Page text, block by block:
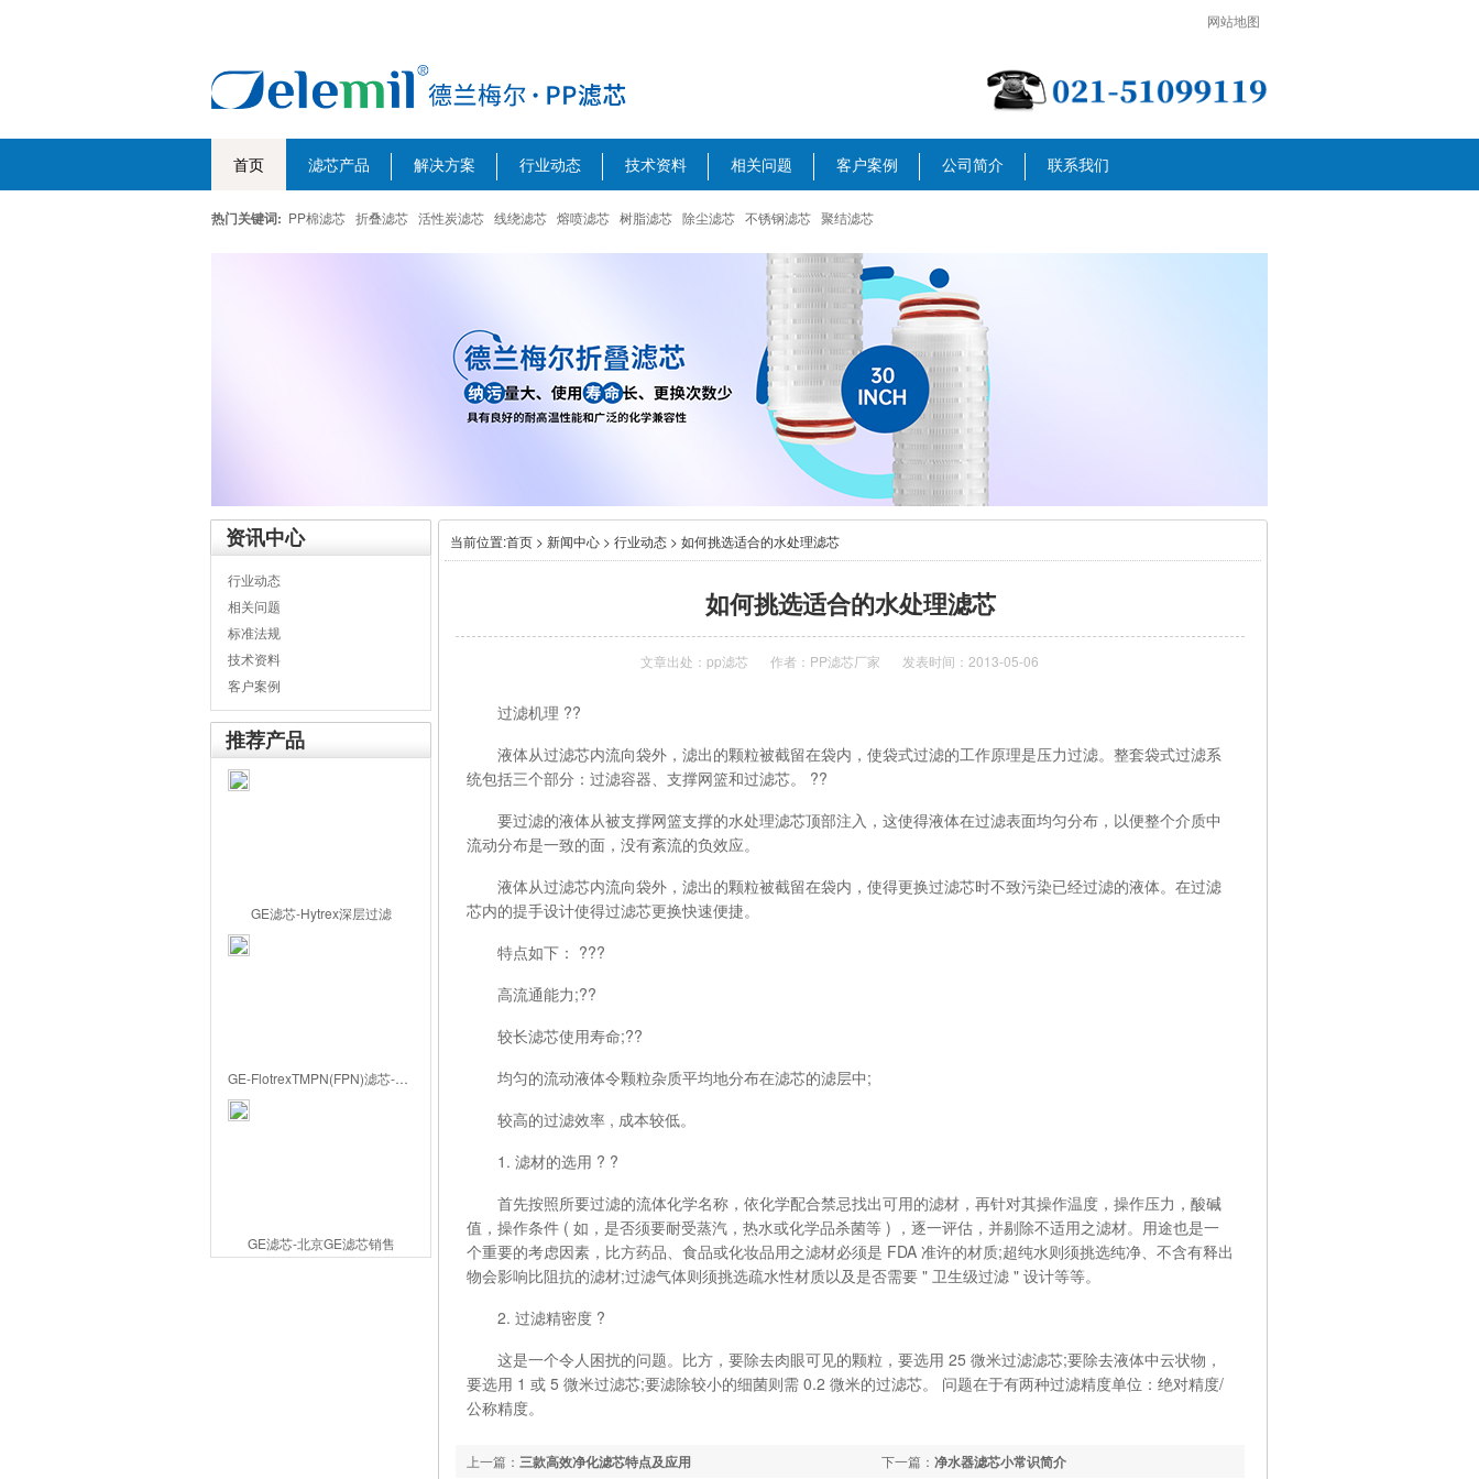
网站地图
首页 滤芯产品 解决方案 行业动态 技术资料 相关问题 客户案例 公司简介 联系我们
热门关键词: PP棉滤芯 折叠滤芯 活性炭滤芯 线绕滤芯 熔喷滤芯 树脂滤芯 除尘滤芯 不锈钢滤芯 聚结滤芯
当前位置:首页 > 新闻中心 > 行业动态 > 如何挑选适合的水处理滤芯
如何挑选适合的水处理滤芯
文章出处： pp滤芯 作者： PP滤芯厂家 发表时间：2013-05-06
过滤机理 ??
液体从过滤芯内流向袋外，滤出的颗粒被截留在袋内，使袋式过滤的工作原理是压力过滤。整套袋式过滤系
统包括三个部分：过滤容器、支撑网篮和过滤芯。 ??
要过滤的液体从被支撑网篮支撑的水处理滤芯顶部注入，这使得液体在过滤表面均匀分布，以便整个介质中
流动分布是一致的面，没有紊流的负效应。
液体从过滤芯内流向袋外，滤出的颗粒被截留在袋内，使得更换过滤芯时不致污染已经过滤的液体。在过滤
芯内的提手设计使得过滤芯更换快速便捷。
特点如下： ???
高流通能力;??
较长滤芯使用寿命;??
均匀的流动液体令颗粒杂质平均地分布在滤芯的滤层中;
较高的过滤效率 , 成本较低。
1. 滤材的选用 ? ?
首先按照所要过滤的流体化学名称，依化学配合禁忌找出可用的滤材，再针对其操作温度，操作压力，酸碱
值，操作条件 ( 如，是否须要耐受蒸汽，热水或化学品杀菌等 ) ，逐一评估，并剔除不适用之滤材。用途也是一
个重要的考虑因素，比方药品、食品或化妆品用之滤材必须是 FDA 准许的材质;超纯水则须挑选纯净、不含有释出
物会影响比阻抗的滤材;过滤气体则须挑选疏水性材质以及是否需要 " 卫生级过滤 " 设计等等。
2. 过滤精密度 ?
这是一个令人困扰的问题。比方，要除去肉眼可见的颗粒，要选用 25 微米过滤滤芯;要除去液体中云状物，
要选用 1 或 5 微米过滤芯;要滤除较小的细菌则需 0.2 微米的过滤芯。 问题在于有两种过滤精度单位：绝对精度/
公称精度。
下一篇： 净水器滤芯小常识简介
上一篇： 三款高效净化滤芯特点及应用
资讯中心
行业动态
相关问题
标准法规
技术资料
客户案例
推荐产品
GE滤芯-Hytrex深层过滤
GE-FlotrexTMPN(FPN)滤芯-北京GE滤芯代理
GE滤芯-北京GE滤芯销售